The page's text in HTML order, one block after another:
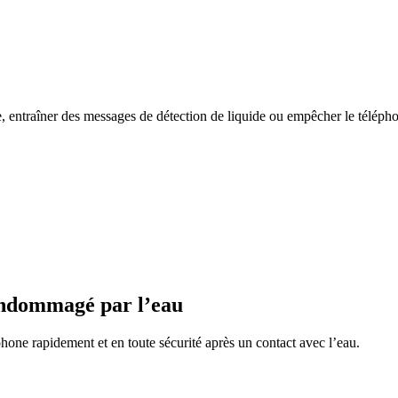
des messages de détection de liquide ou empêcher le
par l’eau
rapidement et en toute sécurité après un contact avec l’eau.